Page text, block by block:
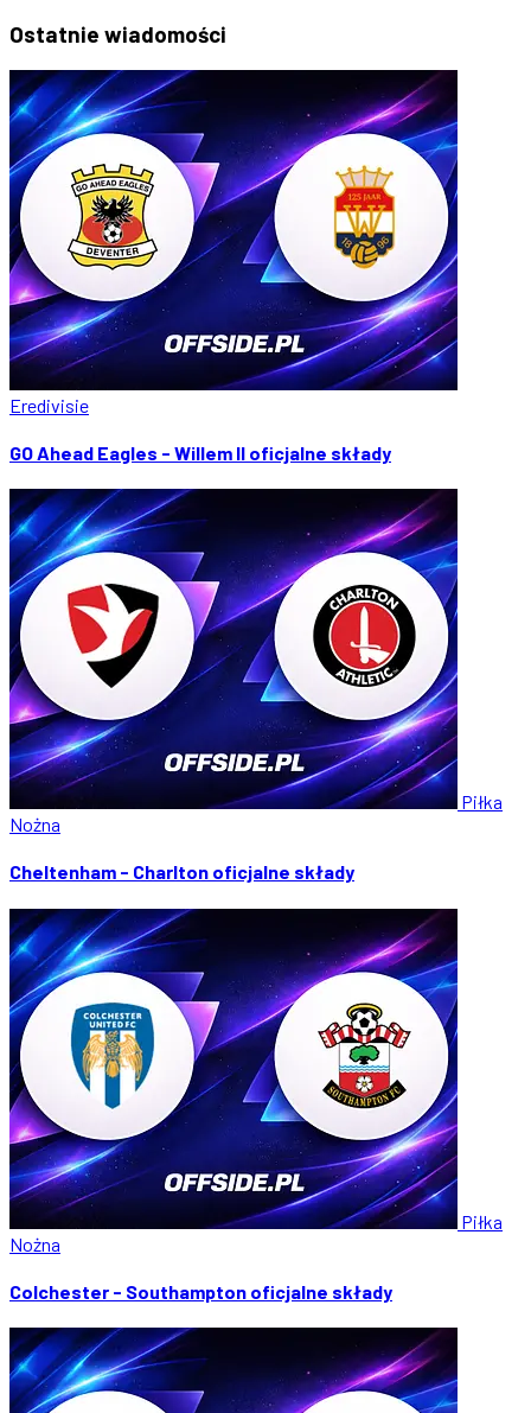
Ostatnie wiadomości
Eredivisie
GO Ahead Eagles - Willem II oficjalne składy
Piłka
Nożna
Cheltenham - Charlton oficjalne składy
Piłka
Nożna
Colchester - Southampton oficjalne składy